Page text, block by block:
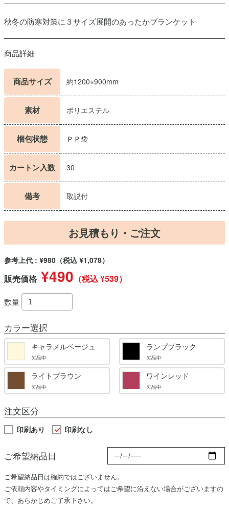
秋冬の防寒対策に３サイズ展開のあったかブランケット
商品詳細
商品サイズ 約1200×900mm
素材 ポリエステル
梱包状態 ＰＰ袋
カートン入数 30
備考 取説付
お見積もり・ご注文
参考上代 : ¥980 （税込 ¥1,078）
販売価格 ¥490 （税込 ¥539）
数量
カラー選択
キャラメルベージュ
欠品中
ランプブラック
欠品中
ライトブラウン
欠品中
ワインレッド
欠品中
注文区分
印刷あり 印刷なし
ご希望納品日
ご希望納品日は確約ではございません。
ご依頼内容やタイミングによってはご希望に沿えない場合がございますの
で、あらかじめご了承下さい。